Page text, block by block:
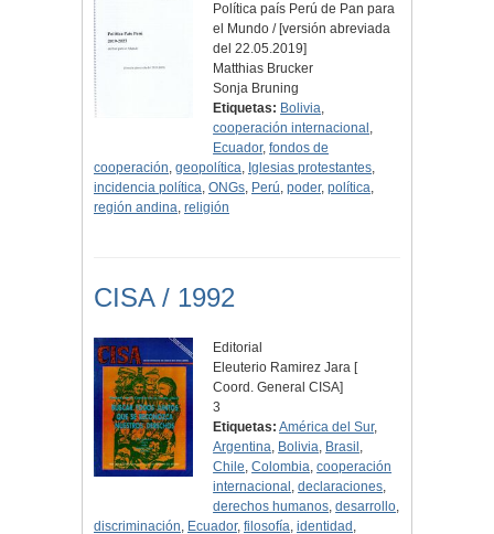
Política país Perú de Pan para
el Mundo / [versión abreviada
del 22.05.2019]
Matthias Brucker
Sonja Bruning
Etiquetas: Bolivia,
cooperación internacional ,
Ecuador,fondos de
cooperación, geopolítica, Iglesias protestantes,
incidencia política, ONGs, Perú, poder, política,
región andina, religión
CISA / 1992
Editorial
Eleuterio Ramirez Jara [
Coord. General CISA]
3
Etiquetas: América del Sur,
Argentina, Bolivia, Brasil ,
Chile,Colombia,cooperación
internacional ,declaraciones,
derechos humanos,desarrollo,
discriminación, Ecuador, filosofía, identidad ,